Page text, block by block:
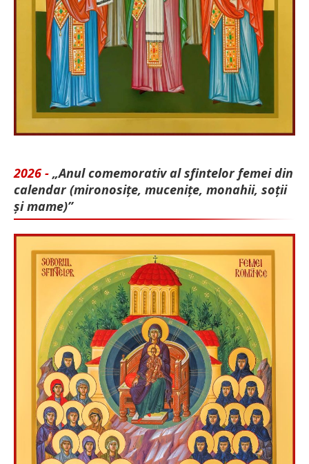
2026 - „Anul comemorativ al sfintelor femei din
calendar (mironosițe, mu­cenițe, monahii, soții
și mame)”